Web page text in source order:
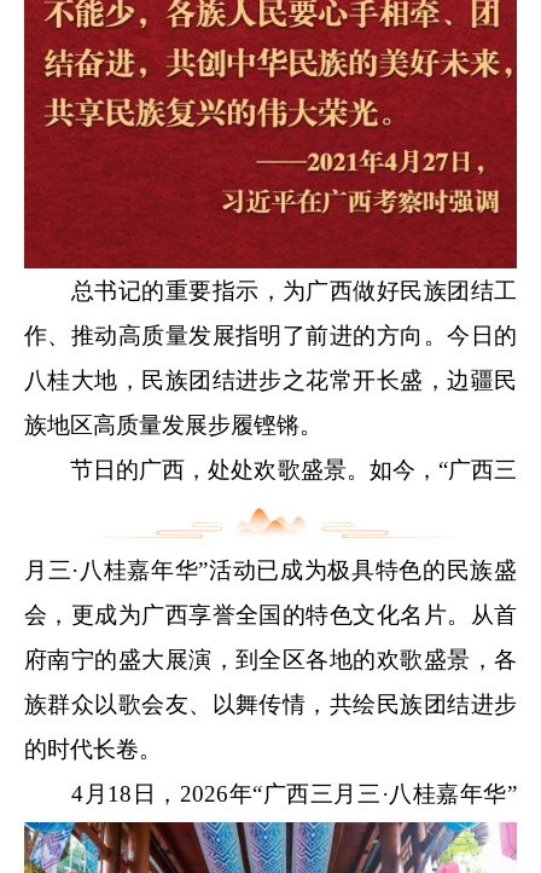
总书记的重要指示，为广西做好民族团结工
作、推动高质量发展指明了前进的方向。今日的
八桂大地，民族团结进步之花常开长盛，边疆民
族地区高质量发展步履铿锵。
节日的广西，处处欢歌盛景。如今，“广西三
月三·八桂嘉年华”活动已成为极具特色的民族盛
会，更成为广西享誉全国的特色文化名片。从首
府南宁的盛大展演，到全区各地的欢歌盛景，各
族群众以歌会友、以舞传情，共绘民族团结进步
的时代长卷。
4月18日，2026年“广西三月三·八桂嘉年华”